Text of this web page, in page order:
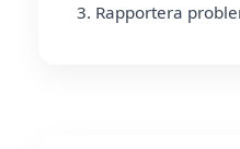
Rapportera